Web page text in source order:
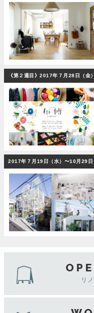
《第２週目》2017年７月28日（金
2017年７月19日（水）〜10月29日
リ